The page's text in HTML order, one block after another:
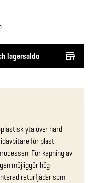
lagersaldo
yta över hård
för plast,
För kapning av
möjliggör hög
returfjäder som